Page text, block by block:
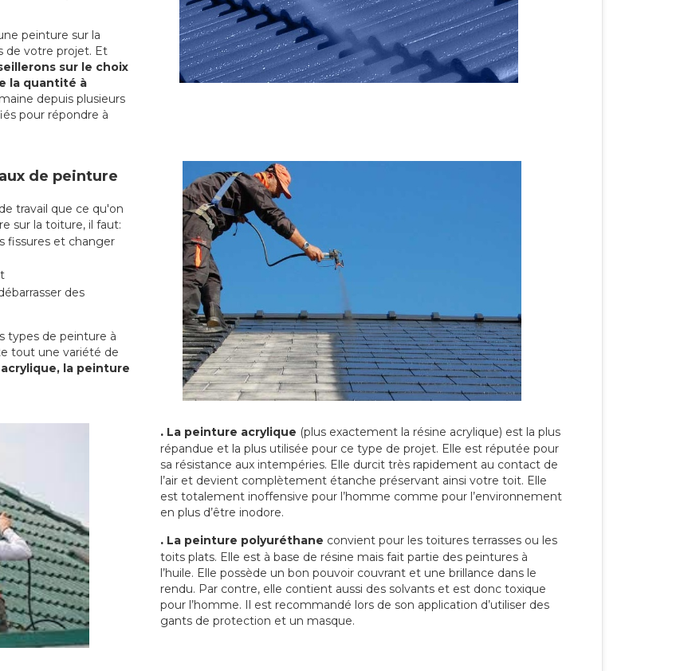
peinture sur la
de votre projet. Et
sur le choix
la quantité à
depuis plusieurs
pour répondre à
de peinture
travail que ce qu'on
sur la toiture, il faut:
fissures et changer
des
types de peinture à
tout une variété de
la peinture
. La peinture acrylique (plus exactement la résine acrylique) est la plus
répandue et la plus utilisée pour ce type de projet. Elle est réputée pour
sa résistance aux intempéries. Elle durcit très rapidement au contact de
l’air et devient complètement étanche préservant ainsi votre toit. Elle
est totalement inoffensive pour l’homme comme pour l’environnement
en plus d’être inodore.
. La peinture polyuréthane convient pour les toitures terrasses ou les
toits plats. Elle est à base de résine mais fait partie des peintures à
l’huile. Elle possède un bon pouvoir couvrant et une brillance dans le
rendu. Par contre, elle contient aussi des solvants et est donc toxique
pour l’homme. Il est recommandé lors de son application d’utiliser des
gants de protection et un masque.